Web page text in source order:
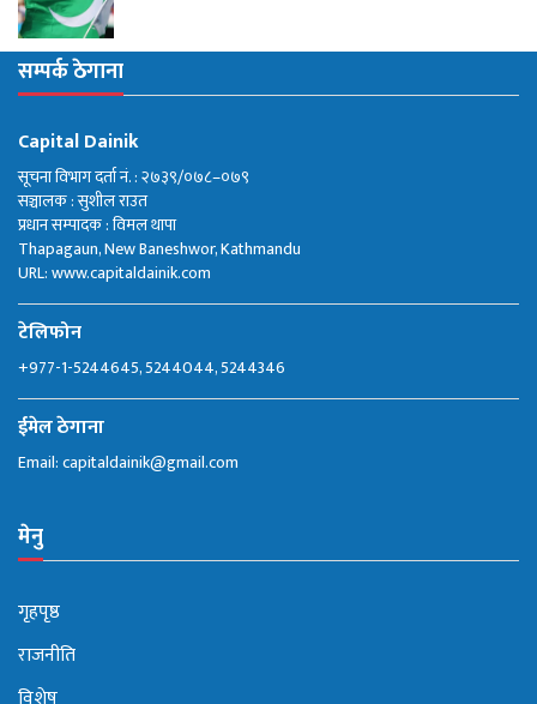
सम्पर्क ठेगाना
Capital Dainik
सूचना विभाग दर्ता नं. : २७३९/०७८–०७९
सञ्चालक : सुशील राउत
प्रधान सम्पादक : विमल थापा
Thapagaun, New Baneshwor, Kathmandu
URL: www.capitaldainik.com
टेलिफोन
+977-1-5244645, 5244044, 5244346
ईमेल ठेगाना
Email:capitaldainik@gmail.com
मेनु
गृहपृष्ठ
राजनीति